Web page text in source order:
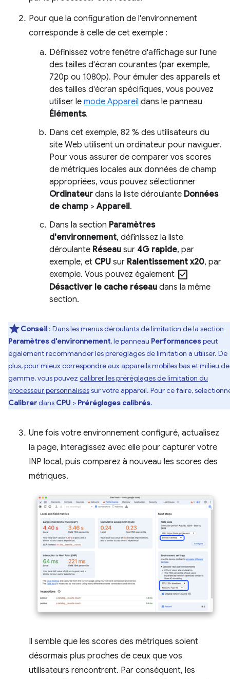
Pour que la configuration de l'environnement
corresponde à celle de cet exemple :
Définissez votre fenêtre d'affichage sur l'une
des tailles d'écran courantes (par exemple,
720p ou 1080p). Pour émuler des appareils et
des tailles d'écran spécifiques, vous pouvez
utiliser le mode Appareil dans le panneau
Éléments.
Dans cet exemple, 82 % des utilisateurs du
site Web utilisent un ordinateur pour naviguer.
Pour vous assurer de comparer vos scores
de métriques locales aux données de champ
appropriées, vous pouvez sélectionner
Ordinateur dans la liste déroulante Données
de champ >Appareil.
Dans la section Paramètres
d'environnement, définissez la liste
déroulante Réseau sur 4G rapide, par
exemple, et CPU sur Ralentissement x20, par
exemple. Vous pouvez également check_box
Désactiver le cache réseau dans la même
section.
Conseil : Dans les menus déroulants de limitation de la section
Paramètres d'environnement, le panneau Performancespeut
également recommander les préréglages de limitation à utiliser. De
plus, pour mieux correspondre aux appareils mobiles bas et milieu de
gamme, vous pouvez calibrer les préréglages de limitation du
processeur personnaliséssur votre appareil. Pour ce faire,
Calibrerdans CPU > Préréglages calibrés.
Une fois votre environnement configuré, actualisez
la page, interagissez avec elle pour capturer votre
INP local, puis comparez à nouveau les scores des
métriques.
Il semble que les scores des métriques soient
désormais plus proches de ceux que vos
utilisateurs rencontrent. Par conséquent, les